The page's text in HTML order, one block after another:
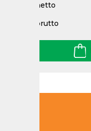
Cena netto
Cena brutto